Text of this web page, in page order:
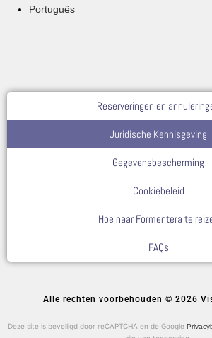
Português
Reserveringen en
Juridische Kennisgeving
Gegevensbescherming
Cookiebeleid
Hoe naar Formentera te
FAQs
Alle rechten voorbehouden © 2026
Deze site is beveiligd door reCAPTCHA en de Google